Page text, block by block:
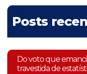
Posts
Do voto que
travestida de